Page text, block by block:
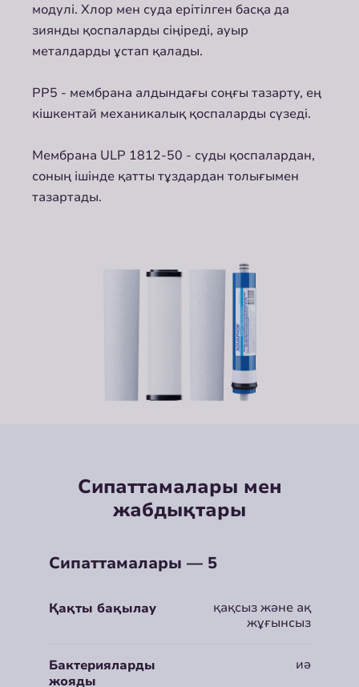
модулі. Хлор мен суда ерітілген басқа да
зиянды қоспаларды сіңіреді, ауыр
металдарды ұстап қалады.
PP5 - мембрана алдындағы соңғы тазарту, ең
кішкентай механикалық қоспаларды сүзеді.
Мембрана ULP 1812-50 - суды қоспалардан,
соның ішінде қатты тұздардан толығымен
тазартады.
Сипаттамалары мен
жабдықтары
Сипаттамалары — 5
Қақты бақылау
қақсыз және ақ
жұғынсыз
Бактерияларды
жояды
иә